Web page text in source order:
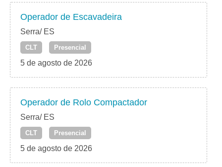
Operador de Escavadeira
Serra/ ES
CLT Presencial
5 de agosto de 2026
Operador de Rolo Compactador
Serra/ ES
CLT Presencial
5 de agosto de 2026